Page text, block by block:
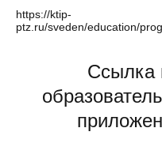
https://ktip-
ptz.ru/sveden/education/
Ссылка